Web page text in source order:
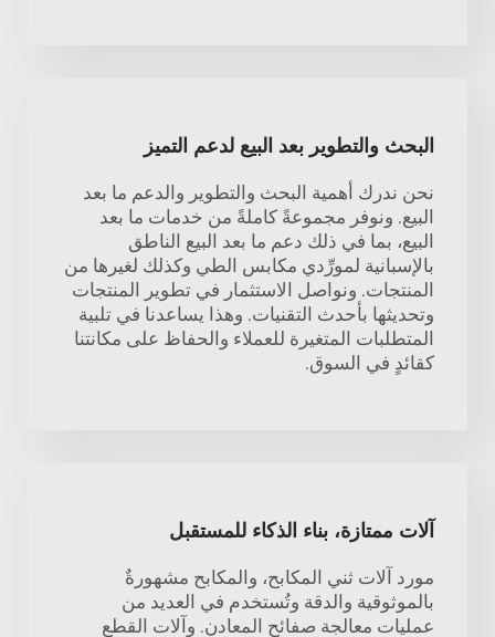
البحث والتطوير بعد البيع لدعم التميز
نحن ندرك أهمية البحث والتطوير والدعم ما بعد
البيع. ونوفر مجموعةً كاملةً من خدمات ما بعد
البيع، بما في ذلك دعم ما بعد البيع الناطق
بالإسبانية لمورِّدي مكابس الطي وكذلك لغيرها من
المنتجات. ونواصل الاستثمار في تطوير المنتجات
وتحديثها بأحدث التقنيات. وهذا يساعدنا في تلبية
المتطلبات المتغيرة للعملاء والحفاظ على مكانتنا
كقائدٍ في السوق.
آلات ممتازة، بناء الذكاء للمستقبل
مورد آلات ثني المكابح، والمكابح مشهورةٌ
بالموثوقية والدقة وتُستخدم في العديد من
عمليات معالجة صفائح المعادن. وآلات القطع